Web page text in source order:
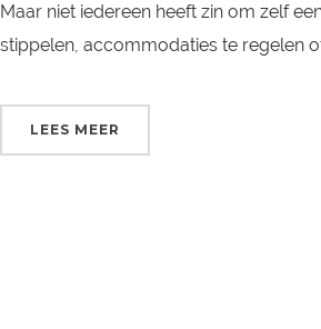
Maar niet iedereen heeft zin om zelf
stippelen, accommodaties te regelen
LEES MEER